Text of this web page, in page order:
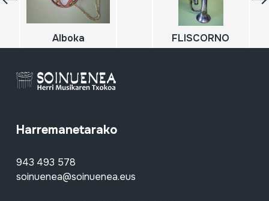
Alboka FLISCORNO
Harremanetarako
943 493 578
soinuenea@soinuenea.eus